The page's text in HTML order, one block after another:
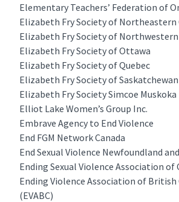
Elementary Teachers’ Federation of
Elizabeth Fry Society of
Elizabeth Fry Society of
Elizabeth Fry Society of Ottawa
Elizabeth Fry Society of Quebec
Elizabeth Fry Society of Saskatchewan
Elizabeth Fry Society Simcoe Muskoka
Elliot Lake Women’s Group Inc.
Embrave Agency to End Violence
End FGM Network Canada
End Sexual Violence Newfoundland
Ending Sexual Violence Association of
Ending Violence Association of British
(EVABC)